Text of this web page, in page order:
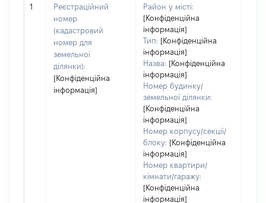
1
Реєстраційний
номер
(кадастровий
номер для
земельної
ділянки):
[Конфіденційна
інформація]
Район у місті:
[Конфіденційна
інформація]
Тип: [Конфіденційна
інформація]
Назва: [Конфіденційна
інформація]
Номер будинку/
земельної ділянки:
[Конфіденційна
інформація]
Номер корпусу/секції/
блоку: [Конфіденційна
інформація]
Номер квартири/
кімнати/гаражу:
[Конфіденційна
інформація]